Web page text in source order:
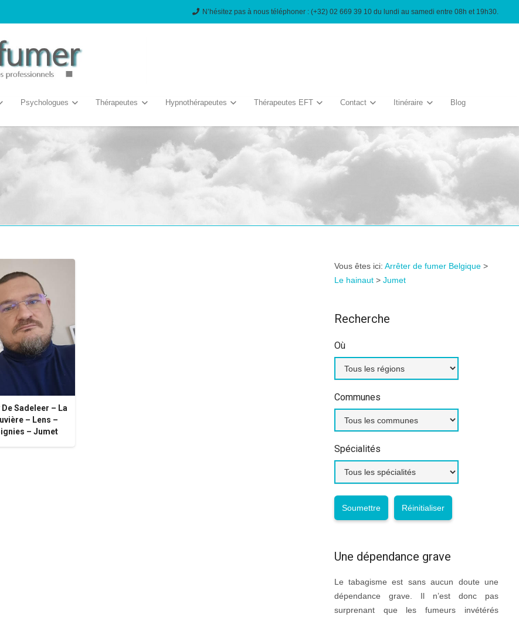
N’hésitez pas à nous téléphoner : (+32) 02 669 39 10 du lundi au samedi entre 08h et 19h30.
Psychologues Thérapeutes Hypnothérapeutes Thérapeutes EFT Contact Itinéraire Blog
De Sadeleer – La
– Lens –
– Jumet
Vous êtes ici: Arrêter de fumer Belgique>
Le hainaut> Jumet
Recherche
Où
Communes
Spécialités
Une dépendance grave
Le tabagisme est sans aucun doute une
dépendance grave. Il n’est donc pas
surprenant que les fumeurs invétérés